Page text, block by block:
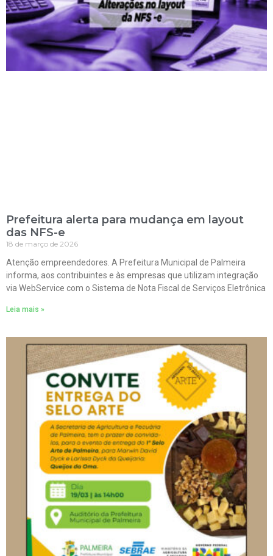
Prefeitura alerta para mudança em layout
das NFS-e
18 de março de 2026
Atenção empreendedores. A Prefeitura Municipal de Palmeira
informa, aos contribuintes e às empresas que utilizam integração
via WebService com o Sistema de Nota Fiscal de Serviços Eletrônica
Leia mais »